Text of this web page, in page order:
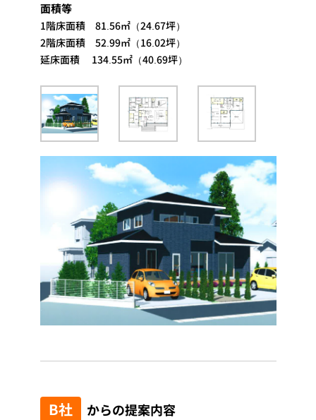
面積等
1階床面積 81.56㎡（24.67坪）
2階床面積 52.99㎡（16.02坪）
延床面積 134.55㎡（40.69坪）
B社 からの提案内容